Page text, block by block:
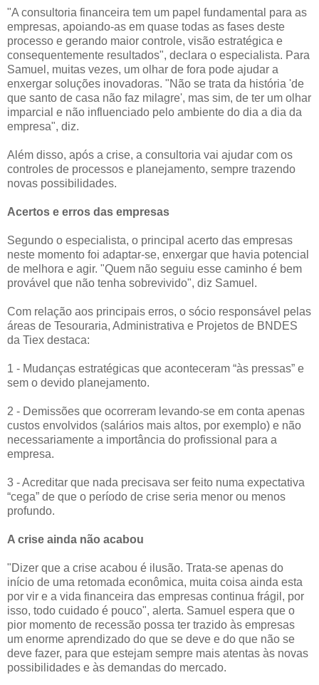
"A consultoria financeira tem um papel fundamental para as
empresas, apoiando-as em quase todas as fases deste
processo e gerando maior controle, visão estratégica e
consequentemente resultados", declara o especialista. Para
Samuel, muitas vezes, um olhar de fora pode ajudar a
enxergar soluções inovadoras. "Não se trata da história 'de
que santo de casa não faz milagre', mas sim, de ter um olhar
imparcial e não influenciado pelo ambiente do dia a dia da
empresa", diz.
Além disso, após a crise, a consultoria vai ajudar com os
controles de processos e planejamento, sempre trazendo
novas possibilidades.
Acertos e erros das empresas
Segundo o especialista, o principal acerto das empresas
neste momento foi adaptar-se, enxergar que havia potencial
de melhora e agir. "Quem não seguiu esse caminho é bem
provável que não tenha sobrevivido", diz Samuel.
Com relação aos principais erros, o sócio responsável pelas
áreas de Tesouraria, Administrativa e Projetos de BNDES
da Tiex destaca:
1 - Mudanças estratégicas que aconteceram “às pressas” e
sem o devido planejamento.
2 - Demissões que ocorreram levando-se em conta apenas
custos envolvidos (salários mais altos, por exemplo) e não
necessariamente a importância do profissional para a
empresa.
3 - Acreditar que nada precisava ser feito numa expectativa
“cega” de que o período de crise seria menor ou menos
profundo.
A crise ainda não acabou
"Dizer que a crise acabou é ilusão. Trata-se apenas do
início de uma retomada econômica, muita coisa ainda esta
por vir e a vida financeira das empresas continua frágil, por
isso, todo cuidado é pouco", alerta. Samuel espera que o
pior momento de recessão possa ter trazido às empresas
um enorme aprendizado do que se deve e do que não se
deve fazer, para que estejam sempre mais atentas às novas
possibilidades e às demandas do mercado.